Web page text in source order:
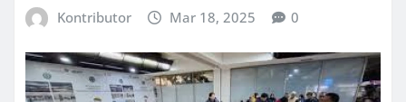
Kontributor Mar 18, 2025 0